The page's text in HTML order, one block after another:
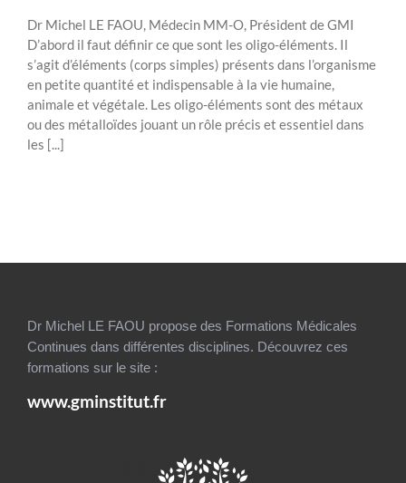
Dr Michel LE FAOU, Médecin MM-O, Président de GMI
D’abord il faut définir ce que sont les oligo-éléments. Il
s’agit d’éléments (corps simples) présents dans l’organisme
en petite quantité et indispensable à la vie humaine,
animale et végétale. Les oligo-éléments sont des métaux
ou des métalloïdes jouant un rôle précis et essentiel dans
les [...]
Dr Michel LE FAOU propose des Formations Médicales
Continues dans différentes disciplines. Découvrez ces
formations sur le site :
www.gminstitut.fr